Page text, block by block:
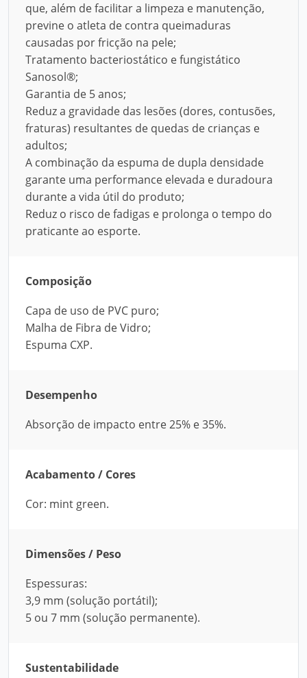
que, além de facilitar a limpeza e manutenção,
previne o atleta de contra queimaduras
causadas por fricção na pele;
Tratamento bacteriostático e fungistático
Sanosol®;
Garantia de 5 anos;
Reduz a gravidade das lesões (dores, contusões,
fraturas) resultantes de quedas de crianças e
adultos;
A combinação da espuma de dupla densidade
garante uma performance elevada e duradoura
durante a vida útil do produto;
Reduz o risco de fadigas e prolonga o tempo do
praticante ao esporte.
Composição
Capa de uso de PVC puro;
Malha de Fibra de Vidro;
Espuma CXP.
Desempenho
Absorção de impacto entre 25% e 35%.
Acabamento / Cores
Cor: mint green.
Dimensões / Peso
Espessuras:
3,9 mm (solução portátil);
5 ou 7 mm (solução permanente).
Sustentabilidade